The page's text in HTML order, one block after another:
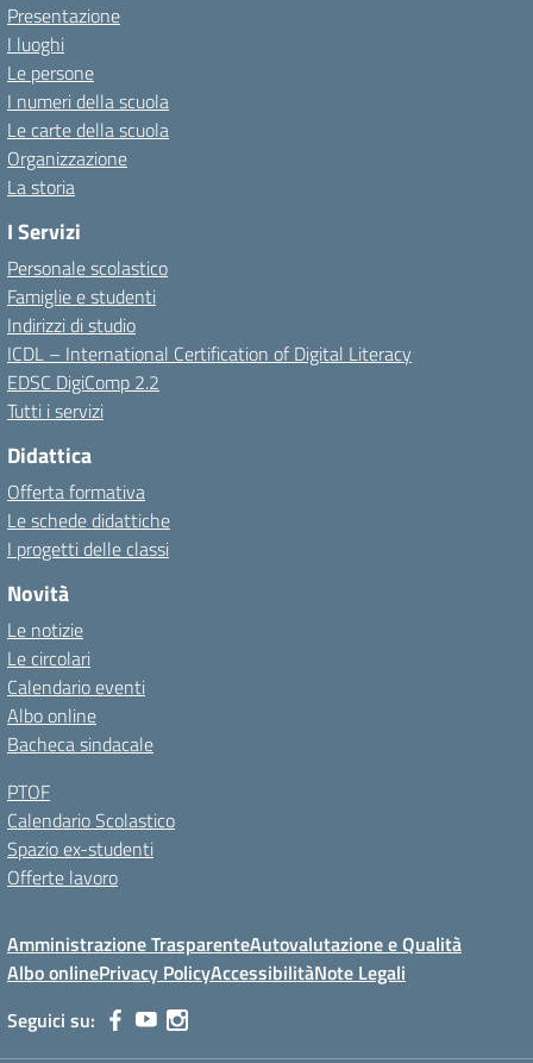
Presentazione
I luoghi
Le persone
I numeri della scuola
Le carte della scuola
Organizzazione
La storia
I Servizi
Personale scolastico
Famiglie e studenti
Indirizzi di studio
ICDL – International Certification of Digital Literacy
EDSC DigiComp 2.2
Tutti i servizi
Didattica
Offerta formativa
Le schede didattiche
I progetti delle classi
Novità
Le notizie
Le circolari
Calendario eventi
Albo online
Bacheca sindacale
PTOF
Calendario Scolastico
Spazio ex-studenti
Offerte lavoro
Amministrazione TrasparenteAutovalutazione e Qualità
Albo onlinePrivacy PolicyAccessibilitàNote Legali
Seguici su: